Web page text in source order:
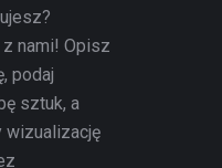
nami! Opisz
podaj
sztuk, a
wizualizację